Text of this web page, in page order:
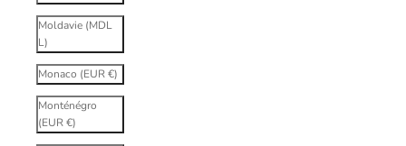
Moldavie (MDL
L)
Monaco (EUR €)
Monténégro
(EUR €)